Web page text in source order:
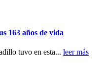
163 años de vida
tuvo en esta... leer más